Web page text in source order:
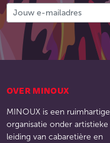
OVER MINOUX
MINOUX is een ruimhartige
organisatie onder artistieke
leiding van cabaretière en